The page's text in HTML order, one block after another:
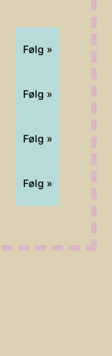
Følg »
Følg »
Følg »
Følg »